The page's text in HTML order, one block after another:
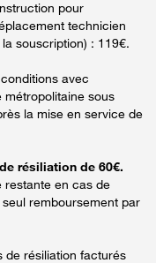
pour
technicien
souscription) : 119€.
avec
métropolitaine sous
la mise en service de
résiliation de 60€.
restante en cas de
remboursement par
de résiliation facturés